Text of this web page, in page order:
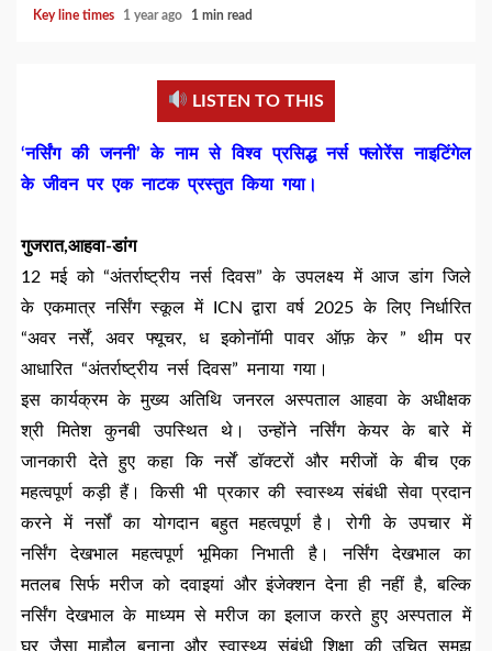
Key line times 1 year ago 1 min read
LISTEN TO THIS
‘नर्सिंग की जननी’ के नाम से विश्व प्रसिद्ध नर्स फ्लोरेंस नाइटिंगेल
के जीवन पर एक नाटक प्रस्तुत किया गया।
गुजरात,आहवा-डांग
12 मई को “अंतर्राष्ट्रीय नर्स दिवस” के उपलक्ष्य में आज डांग जिले
के एकमात्र नर्सिंग स्कूल में ICN द्वारा वर्ष 2025 के लिए निर्धारित
“अवर नर्सें, अवर फ्यूचर, ध इकोनॉमी पावर ऑफ़ केर ” थीम पर
आधारित “अंतर्राष्ट्रीय नर्स दिवस” मनाया गया।
इस कार्यक्रम के मुख्य अतिथि जनरल अस्पताल आहवा के अधीक्षक
श्री मितेश कुनबी उपस्थित थे। उन्होंने नर्सिंग केयर के बारे में
जानकारी देते हुए कहा कि नर्सें डॉक्टरों और मरीजों के बीच एक
महत्वपूर्ण कड़ी हैं। किसी भी प्रकार की स्वास्थ्य संबंधी सेवा प्रदान
करने में नर्सों का योगदान बहुत महत्वपूर्ण है। रोगी के उपचार में
नर्सिंग देखभाल महत्वपूर्ण भूमिका निभाती है। नर्सिंग देखभाल का
मतलब सिर्फ मरीज को दवाइयां और इंजेक्शन देना ही नहीं है, बल्कि
नर्सिंग देखभाल के माध्यम से मरीज का इलाज करते हुए अस्पताल में
घर जैसा माहौल बनाना और स्वास्थ्य संबंधी शिक्षा की उचित समझ